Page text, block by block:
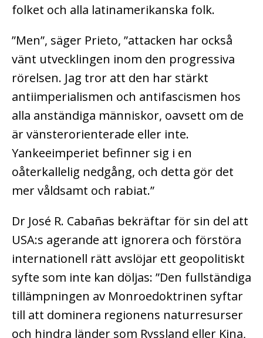
folket och alla latinamerikanska folk.
”Men”, säger Prieto, ”attacken har också
vänt utvecklingen inom den progressiva
rörelsen. Jag tror att den har stärkt
antiimperialismen och antifascismen hos
alla anständiga människor, oavsett om de
är vänsterorienterade eller inte.
Yankeeimperiet befinner sig i en
oåterkallelig nedgång, och detta gör det
mer våldsamt och rabiat.”
Dr José R. Cabañas bekräftar för sin del att
USA:s agerande att ignorera och förstöra
internationell rätt avslöjar ett geopolitiskt
syfte som inte kan döljas: ”Den fullständiga
tillämpningen av Monroedoktrinen syftar
till att dominera regionens naturresurser
och hindra länder som Ryssland eller Kina,